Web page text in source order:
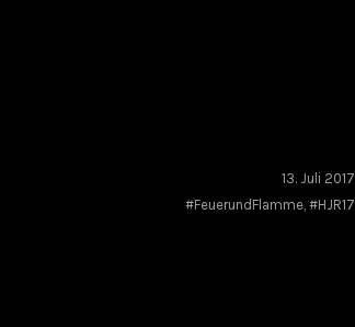
13. Juli 2017
#FeuerundFlamme, #HJR17